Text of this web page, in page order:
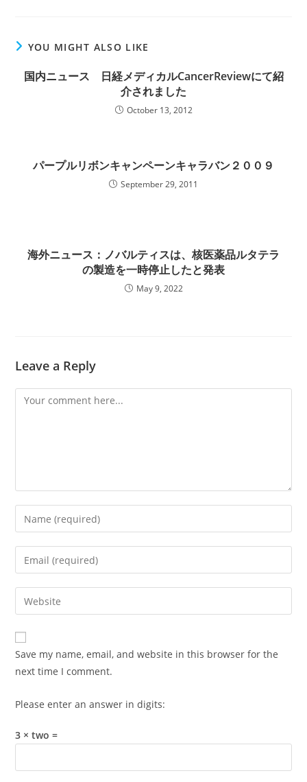
YOU MIGHT ALSO LIKE
国内ニュース 日経メディカルCancerReviewにて紹
介されました
October 13, 2012
パープルリボンキャンペーンキャラバン２００９
September 29, 2011
海外ニュース：ノバルティスは、核医薬品ルタテラ
の製造を一時停止したと発表
May 9, 2022
Leave a Reply
Comment
Enter
your
name
comment
Enter
your
email
address
comment
Enter
your
website
URL
(optional)
Save my name, email, and website in this browser for the
next time I comment.
Please enter an answer in digits:
3 × two =